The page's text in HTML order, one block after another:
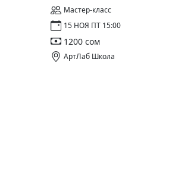
Мастер-класс
15 НОЯ ПТ 15:00
1200 сом
АртЛаб Школа